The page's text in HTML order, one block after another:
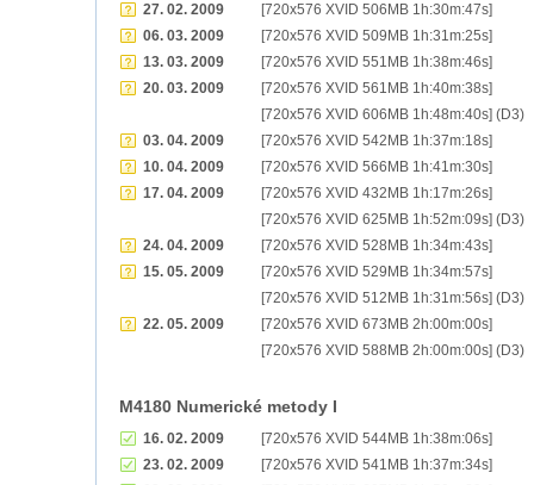
27. 02. 2009
[720x576 XVID 506MB 1h:30m:47s]
06. 03. 2009
[720x576 XVID 509MB 1h:31m:25s]
13. 03. 2009
[720x576 XVID 551MB 1h:38m:46s]
20. 03. 2009
[720x576 XVID 561MB 1h:40m:38s]
[720x576 XVID 606MB 1h:48m:40s] (D3)
03. 04. 2009
[720x576 XVID 542MB 1h:37m:18s]
10. 04. 2009
[720x576 XVID 566MB 1h:41m:30s]
17. 04. 2009
[720x576 XVID 432MB 1h:17m:26s]
[720x576 XVID 625MB 1h:52m:09s] (D3)
24. 04. 2009
[720x576 XVID 528MB 1h:34m:43s]
15. 05. 2009
[720x576 XVID 529MB 1h:34m:57s]
[720x576 XVID 512MB 1h:31m:56s] (D3)
22. 05. 2009
[720x576 XVID 673MB 2h:00m:00s]
[720x576 XVID 588MB 2h:00m:00s] (D3)
M4180 Numerické metody I
16. 02. 2009
[720x576 XVID 544MB 1h:38m:06s]
23. 02. 2009
[720x576 XVID 541MB 1h:37m:34s]